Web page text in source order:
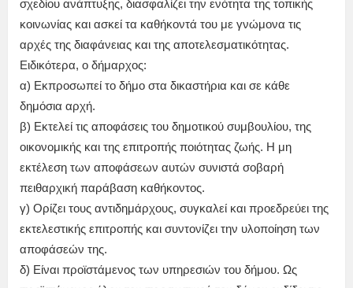
σχεδίου ανάπτυξης, διασφαλίζει την ενότητα της τοπικής
κοινωνίας και ασκεί τα καθήκοντά του με γνώμονα τις
αρχές της διαφάνειας και της αποτελεσματικότητας.
Ειδικότερα, ο δήμαρχος:
α) Eκπροσωπεί το δήμο στα δικαστήρια και σε κάθε
δημόσια αρχή.
β) Eκτελεί τις αποφάσεις του δημοτικού συμβουλίου, της
οικονομικής και της επιτροπής ποιότητας ζωής. H μη
εκτέλεση των αποφάσεων αυτών συνιστά σοβαρή
πειθαρχική παράβαση καθήκοντος.
γ) Ορίζει τους αντιδημάρχους, συγκαλεί και προεδρεύει της
εκτελεστικής επιτροπής και συντονίζει την υλοποίηση των
αποφάσεών της.
δ) Eίναι προϊστάμενος των υπηρεσιών του δήμου. Ως